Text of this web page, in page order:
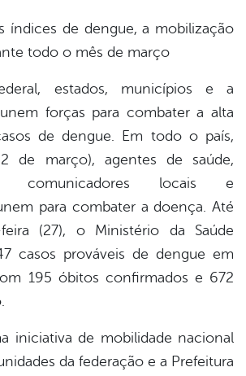
índices de dengue, a mobilização
todo o mês de março
estados, municípios e a
forças para combater a alta
de dengue. Em todo o país,
de março), agentes de saúde,
comunicadores locais e
para combater a doença. Até
(27), o Ministério da Saúde
casos prováveis de dengue em
195 óbitos confirmados e 672
iniciativa de mobilidade nacional
da federação e a Prefeitura